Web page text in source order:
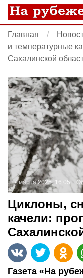
Главная
и температурные
Сахалинской
7 марта 2025, 16:05
Циклоны,
качели:
Газета «На